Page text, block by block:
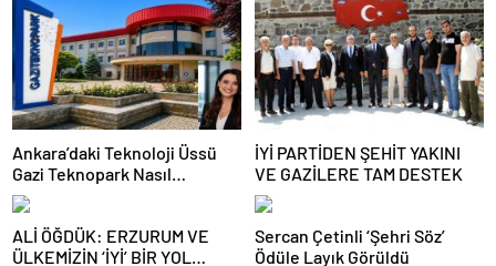
Ankara’daki Teknoloji Üssü
Gazi Teknopark Nasıl
Büyüyor? Burcu Alkan Bilir
Yeni Hedefleri Anlattı
İYİ PARTİDEN ŞEHİT YAKINI
VE GAZİLERE TAM DESTEK
ALİ ÖĞDÜK: ERZURUM VE
ÜLKEMİZİN ‘İYİ’ BİR YOL
Sercan Çetinli ‘Şehri Söz’
Ödüle Layık Görüldü